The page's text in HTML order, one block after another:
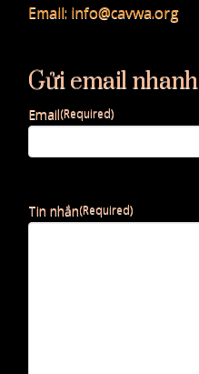
Email: info@cavwa.org
Gửi email nhanh
Email(Required)
Tin nhắn(Required)